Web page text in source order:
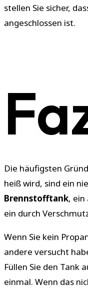
stellen Sie sicher,
angeschlossen ist.
Die häufigsten
heiß wird, sind ein
Brennstofftank,
ein durch
Wenn Sie kein
andere versucht
Füllen Sie den Tank
einmal. Wenn das